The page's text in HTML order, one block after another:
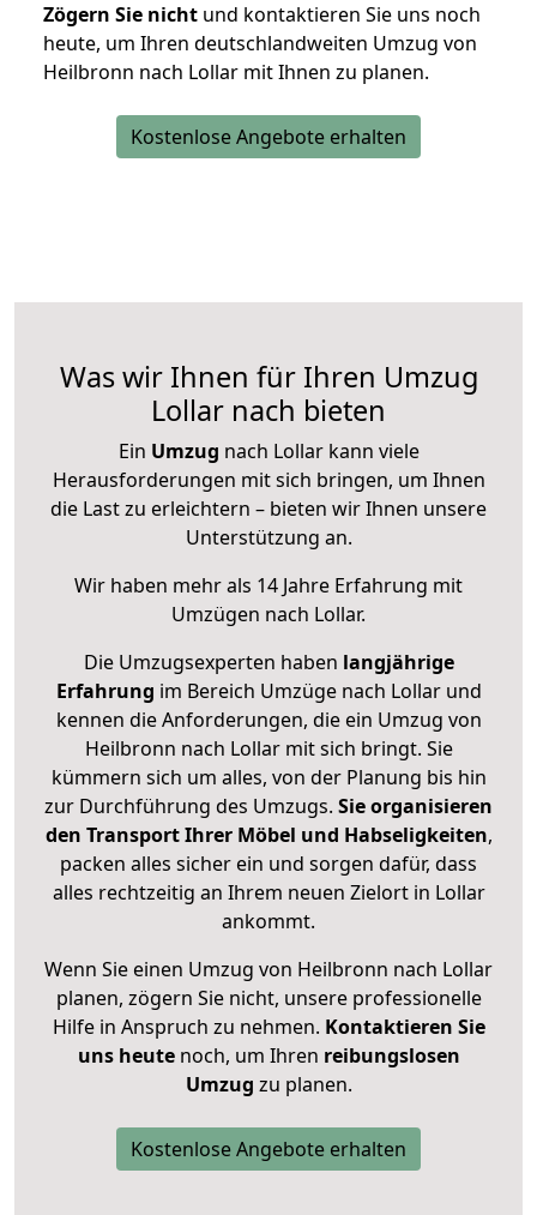
Zögern Sie nicht und kontaktieren Sie uns noch
heute, um Ihren deutschlandweiten Umzug von
Heilbronn nach Lollar mit Ihnen zu planen.
Kostenlose Angebote erhalten
Was wir Ihnen für Ihren Umzug
Lollar nach bieten
Ein Umzug nach Lollar kann viele
Herausforderungen mit sich bringen, um Ihnen
die Last zu erleichtern – bieten wir Ihnen unsere
Unterstützung an.
Wir haben mehr als 14 Jahre Erfahrung mit
Umzügen nach Lollar.
Die Umzugsexperten haben langjährige
Erfahrung im Bereich Umzüge nach Lollar und
kennen die Anforderungen, die ein Umzug von
Heilbronn nach Lollar mit sich bringt. Sie
kümmern sich um alles, von der Planung bis hin
zur Durchführung des Umzugs. Sie organisieren
den Transport Ihrer Möbel und Habseligkeiten,
packen alles sicher ein und sorgen dafür, dass
alles rechtzeitig an Ihrem neuen Zielort in Lollar
ankommt.
Wenn Sie einen Umzug von Heilbronn nach Lollar
planen, zögern Sie nicht, unsere professionelle
Hilfe in Anspruch zu nehmen. Kontaktieren Sie
uns heutenoch, um Ihren reibungslosen
Umzug zu planen.
Kostenlose Angebote erhalten